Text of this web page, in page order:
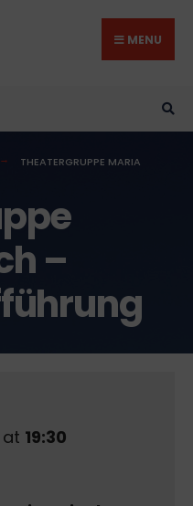
MENU
THEATERGRUPPE MARIA
–
at 19:30